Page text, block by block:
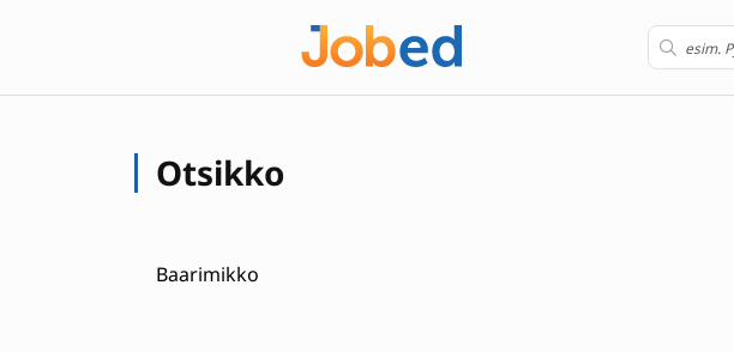
Otsikko
Baarimikko